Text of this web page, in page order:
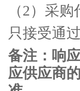
（2）采购
只接受通
备注： 响
应供应商